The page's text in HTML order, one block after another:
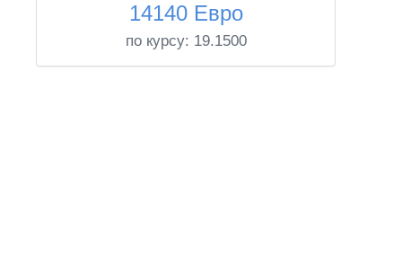
14140 Евро
по курсу: 19.1500